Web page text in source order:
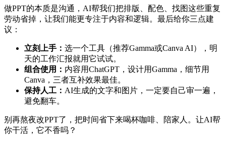
做PPT的本质是沟通，AI帮我们把排版、配色、找图这些重复
劳动省掉，让我们能更专注于内容和逻辑。最后给你三点建
议：
立刻上手： 选一个工具（推荐Gamma或Canva AI），明
天的工作汇报就用它试试。
组合使用： 内容用ChatGPT，设计用Gamma，细节用
Canva，三者互补效果最佳。
保持人工： AI生成的文字和图片，一定要自己审一遍，
避免翻车。
别再熬夜改PPT了，把时间省下来喝杯咖啡、陪家人。让AI帮
你干活，它不香吗？